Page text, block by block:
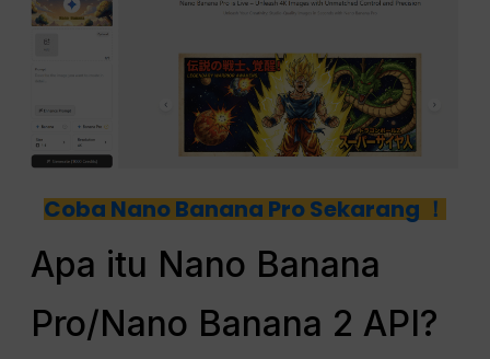
Coba Nano Banana Pro Sekarang ！
Apa itu Nano Banana
Pro/Nano Banana 2 API?